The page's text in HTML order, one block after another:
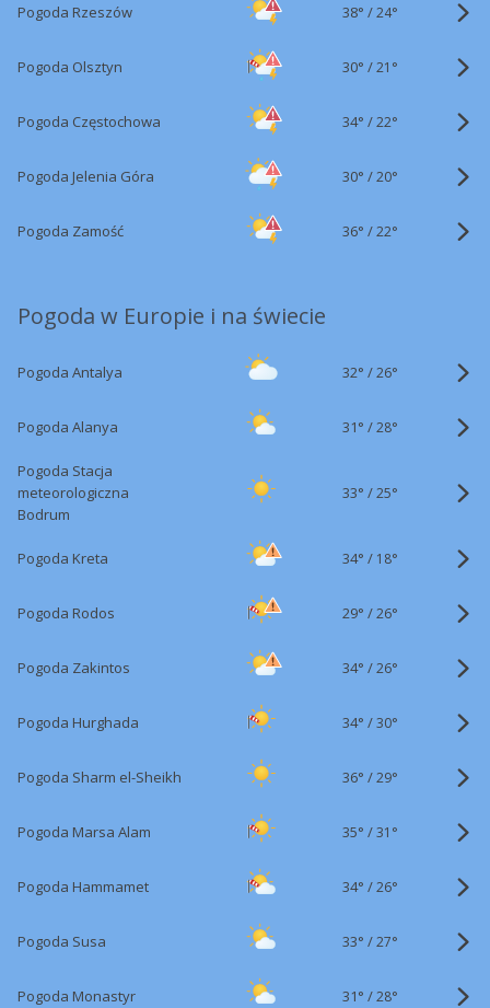
Pogoda Rzeszów 38° /24°
Pogoda Olsztyn 30° /21°
Pogoda Częstochowa 34° /22°
Pogoda Jelenia Góra 30° /20°
Pogoda Zamość 36° /22°
Pogoda w Europie i na świecie
Pogoda Antalya 32° /26°
Pogoda Alanya 31° /28°
Pogoda Stacja
meteorologiczna
Bodrum
33° /25°
Pogoda Kreta 34° / 18°
Pogoda Rodos 29° /26°
Pogoda Zakintos 34° /26°
Pogoda Hurghada 34° /30°
Pogoda Sharm el-Sheikh 36° /29°
Pogoda Marsa Alam 35° /31°
Pogoda Hammamet 34° /26°
Pogoda Susa 33° /27°
Pogoda Monastyr 31° /28°